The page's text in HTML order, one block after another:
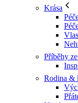
Krása
Příběhy
Rodina &